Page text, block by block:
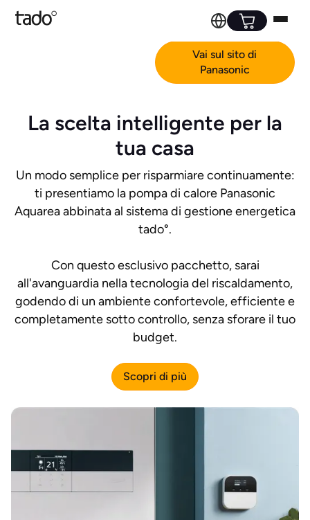
Vai sul sito di
Panasonic
La scelta intelligente per la
tua casa
Un modo semplice per risparmiare continuamente:
ti presentiamo la pompa di calore Panasonic
Aquarea abbinata al sistema di gestione energetica
tado°.
Con questo esclusivo pacchetto, sarai
all'avanguardia nella tecnologia del riscaldamento,
godendo di un ambiente confortevole, efficiente e
completamente sotto controllo, senza sforare il tuo
budget.
Scopri di più